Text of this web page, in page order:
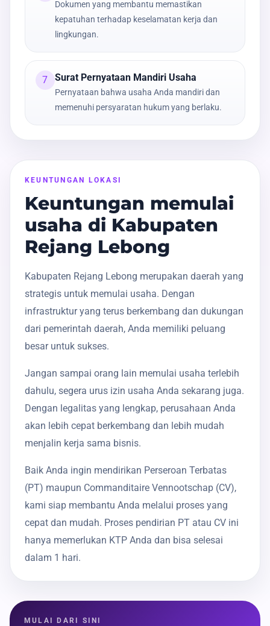
Dokumen yang membantu memastikan
kepatuhan terhadap keselamatan kerja dan
lingkungan.
7 Surat Pernyataan Mandiri Usaha
Pernyataan bahwa usaha Anda mandiri dan
memenuhi persyaratan hukum yang berlaku.
KEUNTUNGAN LOKASI
Keuntungan memulai
usaha di Kabupaten
Rejang Lebong
Kabupaten Rejang Lebong merupakan daerah yang
strategis untuk memulai usaha. Dengan
infrastruktur yang terus berkembang dan dukungan
dari pemerintah daerah, Anda memiliki peluang
besar untuk sukses.
Jangan sampai orang lain memulai usaha terlebih
dahulu, segera urus izin usaha Anda sekarang juga.
Dengan legalitas yang lengkap, perusahaan Anda
akan lebih cepat berkembang dan lebih mudah
menjalin kerja sama bisnis.
Baik Anda ingin mendirikan Perseroan Terbatas
(PT) maupun Commanditaire Vennootschap (CV),
kami siap membantu Anda melalui proses yang
cepat dan mudah. Proses pendirian PT atau CV ini
hanya memerlukan KTP Anda dan bisa selesai
dalam 1 hari.
MULAI DARI SINI